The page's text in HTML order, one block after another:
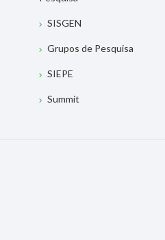
SISGEN
Grupos de Pesquisa
SIEPE
Summit